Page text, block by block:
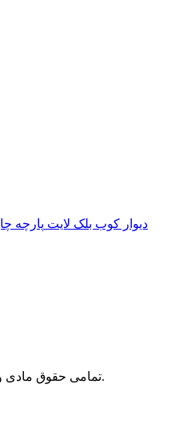
دیوار کوب بلک لایت پارچه
تمامی حقوق مادی و معنوی بلک لایت محفوظ می باشد.